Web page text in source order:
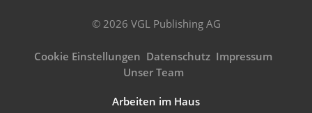
© 2026 VGL Publishing AG
Cookie Einstellungen Datenschutz Impressum
Unser Team
Arbeiten im Haus